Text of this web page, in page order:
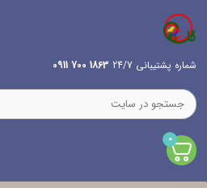
شماره پشتیبانی 24/7 1863 700 0911
0